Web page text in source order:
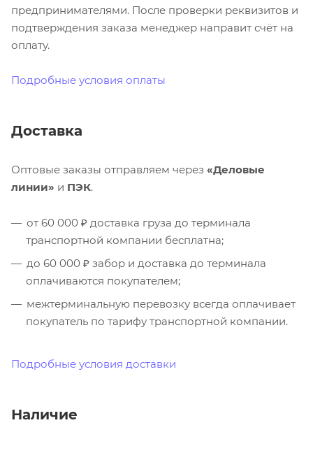
предпринимателями. После проверки реквизитов и
подтверждения заказа менеджер направит счёт на
оплату.
Подробные условия оплаты
Доставка
Оптовые заказы отправляем через «Деловые
линии» и ПЭК.
от 60 000 ₽ доставка груза до терминала
транспортной компании бесплатна;
до 60 000 ₽ забор и доставка до терминала
оплачиваются покупателем;
межтерминальную перевозку всегда оплачивает
покупатель по тарифу транспортной компании.
Подробные условия доставки
Наличие